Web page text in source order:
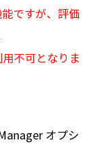
ですが、評価
不可となりま
オプシ